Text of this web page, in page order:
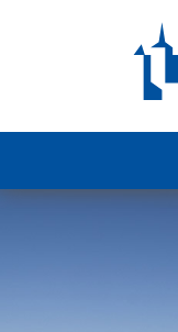
Hauptregion